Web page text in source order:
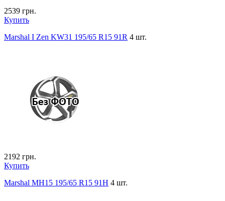
2539 грн.
Купить
Marshal I Zen KW31 195/65 R15 91R 4 шт.
2192 грн.
Купить
Marshal MH15 195/65 R15 91H 4 шт.